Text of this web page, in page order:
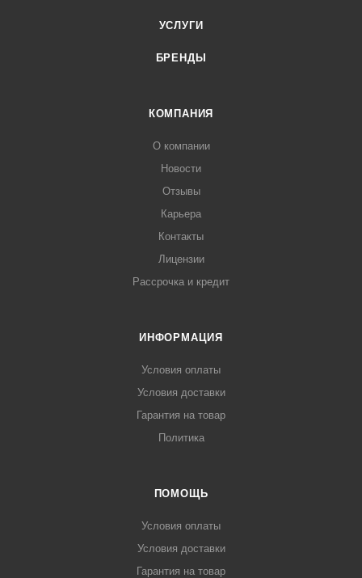
УСЛУГИ
БРЕНДЫ
КОМПАНИЯ
О компании
Новости
Отзывы
Карьера
Контакты
Лицензии
Рассрочка и кредит
ИНФОРМАЦИЯ
Условия оплаты
Условия доставки
Гарантия на товар
Политика
ПОМОЩЬ
Условия оплаты
Условия доставки
Гарантия на товар